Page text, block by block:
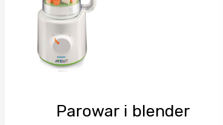
Parowar i blender